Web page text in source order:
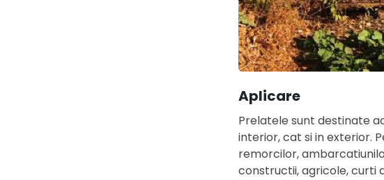
Aplicare
Prelatele sunt destinate
interior, cat si in exterior.
remorcilor,
constructii, agricole, curti